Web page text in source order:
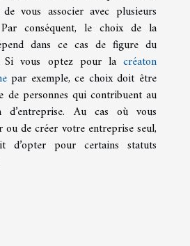
vous associer avec plusieurs
conséquent, le choix de la
dans ce cas de figure du
Si vous optez pour la créaton
par exemple, ce choix doit être
de personnes qui contribuent au
Au cas où vous
ou de créer votre entreprise seul,
d’opter pour certains statuts